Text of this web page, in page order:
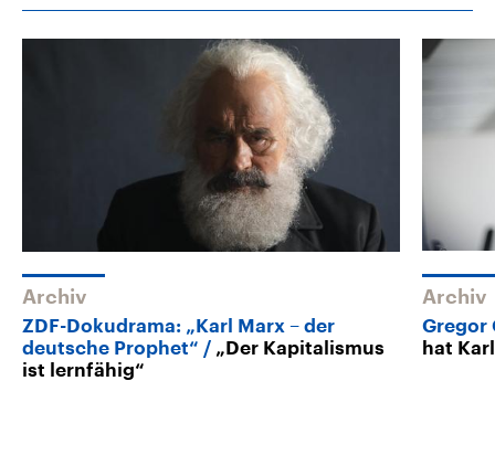
Archiv
ZDF-Dokudrama: „Karl Marx – der
deutsche Prophet“
„Der Kapitalismus
ist lernfähig“
Archiv
Gregor
hat